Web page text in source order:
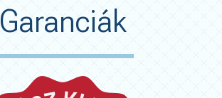
Garanciák